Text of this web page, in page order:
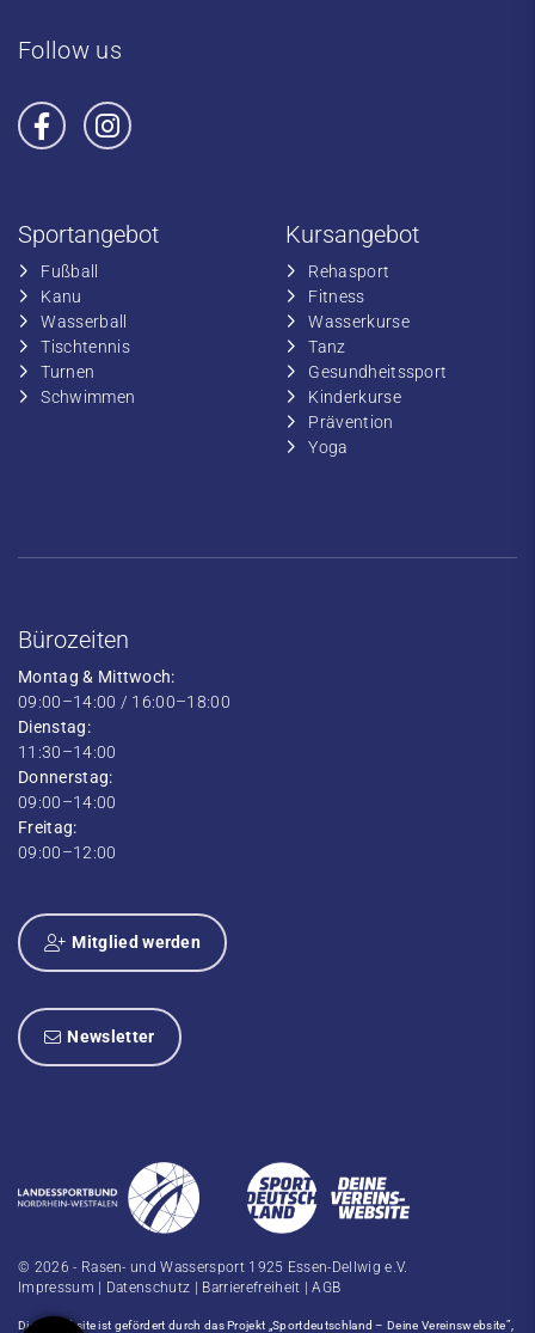
Follow us
Sportangebot
Fußball
​Kanu
​Wasserball
​Tischtennis
​​Turnen
​​Schwimmen
Kursangebot
​Rehasport
​​Fitness
​​Wasserkurse
​​Tanz
​Gesundheitssport
​Kinderkurse
Prävention
Yoga
Bürozeiten
Montag & Mittwoch:
09:00–14:00 / 16:00–18:00
Dienstag:
11:30–14:00
Donnerstag:
09:00–14:00
Freitag:
09:00–12:00
Mitglied werden
Newsletter
© 2026 - Rasen- und Wassersport 1925 Essen-Dellwig e.V.
Impressum
Datenschutz Barrierefreiheit |AGB
Diese Website ist gefördert durch das Projekt „Sportdeutschland – Deine Vereinswebsite”,